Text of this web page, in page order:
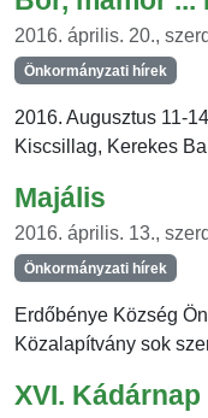
2016. április. 20.,
Önkormányzati hírek
2016. Augusztus 11-
Kiscsillag, Kerekes
Majális
2016. április. 13.,
Önkormányzati hírek
Erdőbénye Község
Közalapítvány sok
XVI. Kádárnap